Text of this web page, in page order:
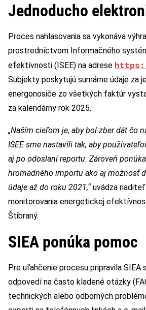
Jednoducho
Proces nahlasovania sa vykonáva
prostredníctvom Informačného
efektívnosti (ISEE) na adrese
Subjekty poskytujú sumárne údaje za
energonosiče zo všetkých faktúr
za kalendárny rok 2025.
„Naším cieľom je, aby bol zber dát čo
ISEE sme nastavili tak, aby
aj po odoslaní reportu. Zároveň
hromadného importu ako aj možnosť
údaje až do roku 2021,“uvádza
monitorovania energetickej
Štibraný.
SIEA ponúka pomoc
Pre uľahčenie procesu pripravila SIEA
odpovedí na často kladené otázky
technických alebo odborných